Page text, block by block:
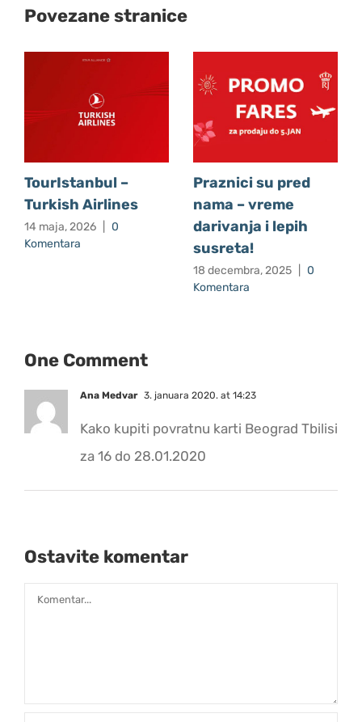
Povezane stranice
TourIstanbul –
Turkish Airlines
14 maja, 2026
0
Komentara
Praznici su pred
nama – vreme
darivanja i lepih
susreta!
18 decembra, 2025
0
Komentara
One Comment
Ana Medvar 3. januara 2020. at 14:23
Kako kupiti povratnu karti Beograd Tbilisi
za 16 do 28.01.2020
Ostavite komentar
Comment